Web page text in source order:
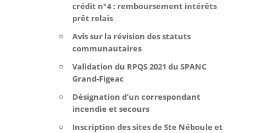
crédit n°4 : remboursement intérêts
prêt relais
Avis sur la révision des statuts
communautaires
Validation du RPQS 2021 du SPANC
Grand-Figeac
Désignation d’un correspondant
incendie et secours
Inscription des sites de Ste Néboule et